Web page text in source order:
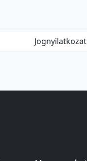
Jognyilatkozat